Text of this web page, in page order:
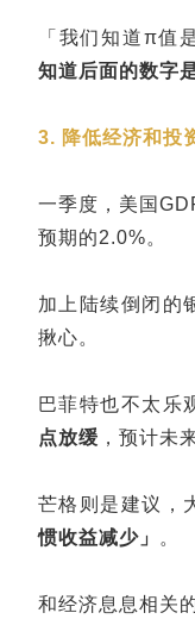
「我们知道π值
知道后面的数字
3. 降低经济和投
一季度，美国
预期的2.0%。
加上陆续倒闭的
揪心。
巴菲特也不太乐
点放缓 ，预计未
芒格则是建议，
惯收益减少」
。
和经济息息相关